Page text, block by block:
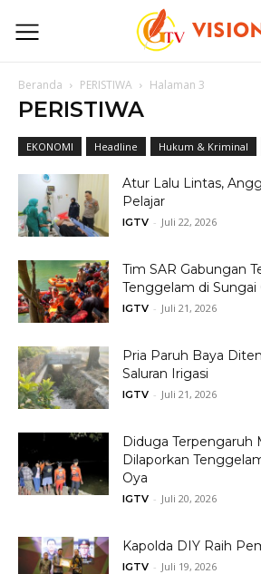
Beranda PERISTIWA Halaman 3
PERISTIWA
EKONOMI Headline Hukum & Kriminal
Atur Lalu Lintas,
Pelajar
IGTV - Juli 22, 2026
Tim SAR Gabungan
Tenggelam di Sungai
IGTV - Juli 21, 2026
Pria Paruh Baya
Saluran Irigasi
IGTV - Juli 21, 2026
Diduga Terpengaruh
Dilaporkan
Oya
IGTV - Juli 20, 2026
Kapolda DIY Raih
IGTV - Juli 19, 2026